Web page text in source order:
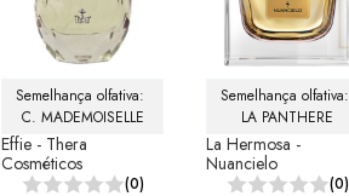
Semelhança olfativa:
C. MADEMOISELLE
Effie - Thera
Cosméticos
(0)
Semelhança olfativa:
LA PANTHERE
La Hermosa -
Nuancielo
(0)